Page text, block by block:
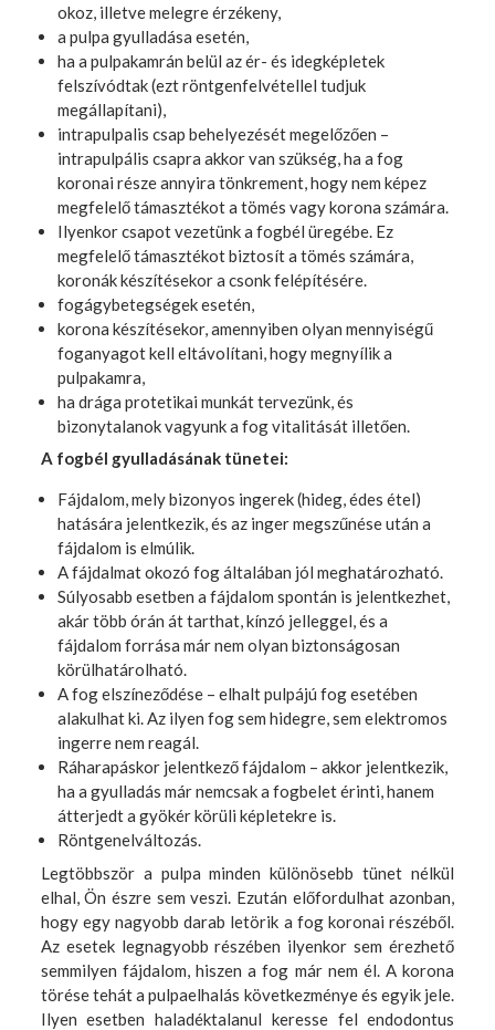
okoz, illetve melegre érzékeny,
a pulpa gyulladása esetén,
ha a pulpakamrán belül az ér- és idegképletek
felszívódtak (ezt röntgenfelvétellel tudjuk
megállapítani),
intrapulpalis csap behelyezését megelőzően –
intrapulpális csapra akkor van szükség, ha a fog
koronai része annyira tönkrement, hogy nem képez
megfelelő támasztékot a tömés vagy korona számára.
Ilyenkor csapot vezetünk a fogbél üregébe. Ez
megfelelő támasztékot biztosít a tömés számára,
koronák készítésekor a csonk felépítésére.
fogágybetegségek esetén,
korona készítésekor, amennyiben olyan mennyiségű
foganyagot kell eltávolítani, hogy megnyílik a
pulpakamra,
ha drága protetikai munkát tervezünk, és
bizonytalanok vagyunk a fog vitalitását illetően.
A fogbél gyulladásának tünetei:
Fájdalom, mely bizonyos ingerek (hideg, édes étel)
hatására jelentkezik, és az inger megszűnése után a
fájdalom is elmúlik.
A fájdalmat okozó fog általában jól meghatározható.
Súlyosabb esetben a fájdalom spontán is jelentkezhet,
akár több órán át tarthat, kínzó jelleggel, és a
fájdalom forrása már nem olyan biztonságosan
körülhatárolható.
A fog elszíneződése – elhalt pulpájú fog esetében
alakulhat ki. Az ilyen fog sem hidegre, sem elektromos
ingerre nem reagál.
Ráharapáskor jelentkező fájdalom – akkor jelentkezik,
ha a gyulladás már nemcsak a fogbelet érinti, hanem
átterjedt a gyökér körüli képletekre is.
Röntgenelváltozás.
Legtöbbször a pulpa minden különösebb tünet nélkül
elhal, Ön észre sem veszi. Ezután előfordulhat azonban,
hogy egy nagyobb darab letörik a fog koronai részéből.
Az esetek legnagyobb részében ilyenkor sem érezhető
semmilyen fájdalom, hiszen a fog már nem él. A korona
törése tehát a pulpaelhalás következménye és egyik jele.
Ilyen esetben haladéktalanul keresse fel endodontus